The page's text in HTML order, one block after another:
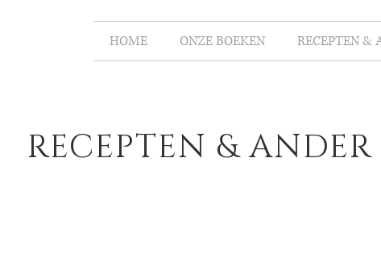
HOME ONZE BOEKEN RECEPTEN &
RECEPTEN & ANDER